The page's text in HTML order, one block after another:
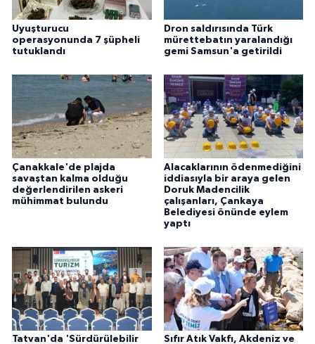
Uyuşturucu
operasyonunda 7 şüpheli
tutuklandı
Dron saldırısında Türk
mürettebatın yaralandığı
gemi Samsun'a getirildi
Çanakkale'de plajda
savaştan kalma olduğu
değerlendirilen askeri
mühimmat bulundu
Alacaklarının ödenmediğini
iddiasıyla bir araya gelen
Doruk Madencilik
çalışanları, Çankaya
Belediyesi önünde eylem
yaptı
Tatvan'da 'Sürdürülebilir Sıfır Atık Vakfı, Akdeniz ve